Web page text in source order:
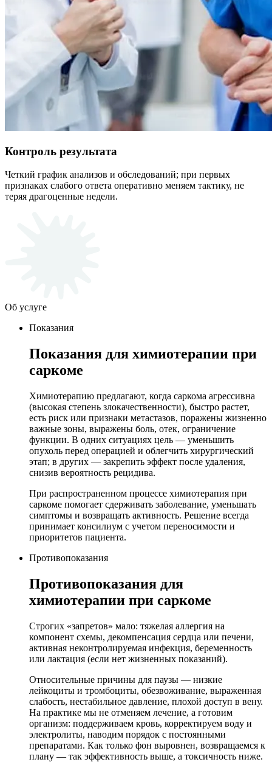
Контроль результата
Четкий график анализов и обследований; при первых
признаках слабого ответа оперативно меняем тактику, не
теряя драгоценные недели.
Об услуге
Показания
Показания для химиотерапии при
саркоме
Химиотерапию предлагают, когда саркома агрессивна
(высокая степень злокачественности), быстро растет,
есть риск или признаки метастазов, поражены жизненно
важные зоны, выражены боль, отек, ограничение
функции. В одних ситуациях цель — уменьшить
опухоль перед операцией и облегчить хирургический
этап; в других — закрепить эффект после удаления,
снизив вероятность рецидива.
При распространенном процессе химиотерапия при
саркоме помогает сдерживать заболевание, уменьшать
симптомы и возвращать активность. Решение всегда
принимает консилиум с учетом переносимости и
приоритетов пациента.
Противопоказания
Противопоказания для
химиотерапии при саркоме
Строгих «запретов» мало: тяжелая аллергия на
компонент схемы, декомпенсация сердца или печени,
активная неконтролируемая инфекция, беременность
или лактация (если нет жизненных показаний).
Относительные причины для паузы — низкие
лейкоциты и тромбоциты, обезвоживание, выраженная
слабость, нестабильное давление, плохой доступ в вену.
На практике мы не отменяем лечение, а готовим
организм: поддерживаем кровь, корректируем воду и
электролиты, наводим порядок с постоянными
препаратами. Как только фон выровнен, возвращаемся к
плану — так эффективность выше, а токсичность ниже.